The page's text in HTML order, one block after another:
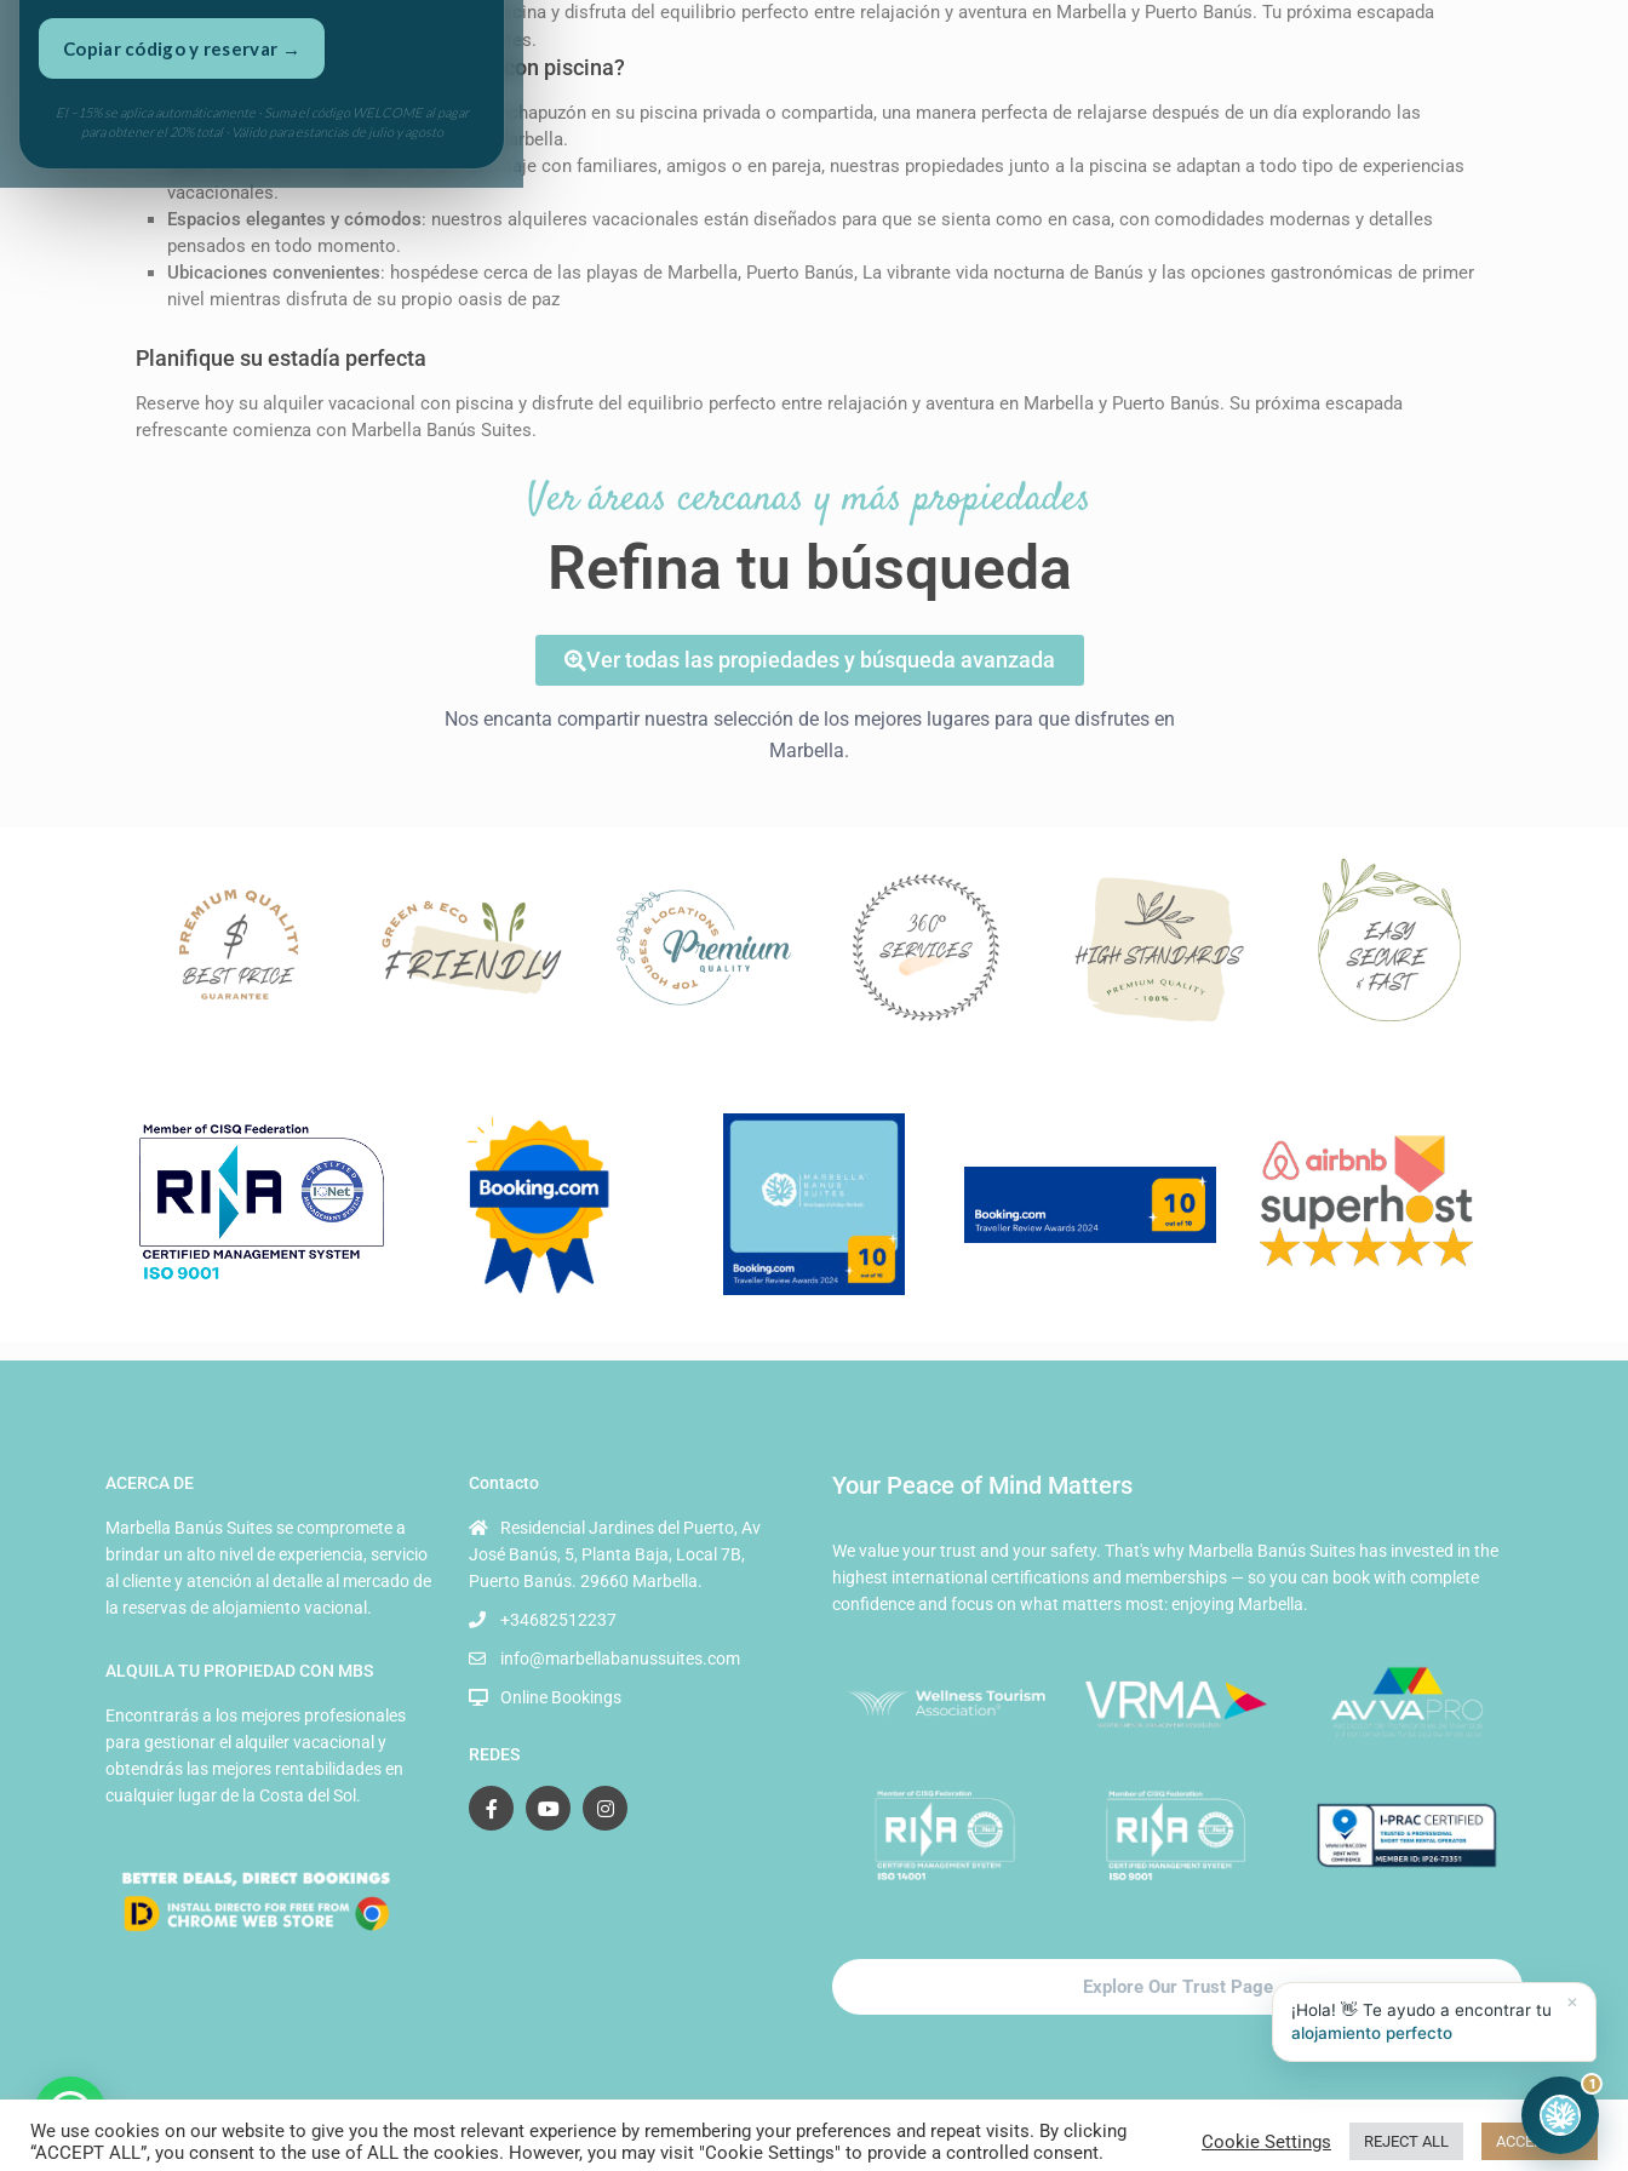
Copiar código y reservar →
El −15% se aplica automáticamente · Suma el código WELCOME al pagar
para obtener el 20% total · Válido para estancias de julio y agosto
Reserva hoy tu alojamiento vacacional con piscina y disfruta del equilibrio perfecto entre relajación y aventura en Marbella y Puerto Banús. Tu próxima escapada
refrescante comienza con Marbella Banús Suites.
¿Por qué elegir un alquiler vacacional con piscina?
Refresquese y recupere energías: dese un chapuzón en su piscina privada o compartida, una manera perfecta de relajarse después de un día explorando las
impresionantes playas y atracciones de Marbella.
Ideal para todos los viajeros: ya sea que viaje con familiares, amigos o en pareja, nuestras propiedades junto a la piscina se adaptan a todo tipo de experiencias
vacacionales.
Espacios elegantes y cómodos: nuestros alquileres vacacionales están diseñados para que se sienta como en casa, con comodidades modernas y detalles
pensados ​​en todo momento.
Ubicaciones convenientes: hospédese cerca de las playas de Marbella, Puerto Banús, La vibrante vida nocturna de Banús y las opciones gastronómicas de primer
nivel mientras disfruta de su propio oasis de paz
Planifique su estadía perfecta
Reserve hoy su alquiler vacacional con piscina y disfrute del equilibrio perfecto entre relajación y aventura en Marbella y Puerto Banús. Su próxima escapada
refrescante comienza con Marbella Banús Suites.
Ver áreas cercanas y más propiedades
Refina tu búsqueda
Ver todas las propiedades y búsqueda avanzada
Nos encanta compartir nuestra selección de los mejores lugares para que disfrutes en
Marbella.
ACERCA DE
Marbella Banús Suites se compromete a
brindar un alto nivel de experiencia, servicio
al cliente y atención al detalle al mercado de
la reservas de alojamiento vacional.
ALQUILA TU PROPIEDAD CON MBS
Encontrarás a los mejores profesionales
para gestionar el alquiler vacacional y
obtendrás las mejores rentabilidades en
cualquier lugar de la Costa del Sol.
Contacto
Residencial Jardines del Puerto, Av
José Banús, 5, Planta Baja, Local 7B,
Puerto Banús. 29660 Marbella.
+34682512237
info@marbellabanussuites.com
Online Bookings
REDES
Your Peace of Mind Matters
We value your trust and your safety. That's why Marbella Banús Suites has invested in the
highest international certifications and memberships — so you can book with complete
confidence and focus on what matters most: enjoying Marbella.
Explore Our Trust Page
© Marbella Banús Suites Aviso Legal Privacy Policy Cookies Terms and Conditions Contacto
We use cookies on our website to give you the most relevant experience by remembering your preferences and repeat visits. By clicking
“ACCEPT ALL”, you consent to the use of ALL the cookies. However, you may visit "Cookie Settings" to provide a controlled consent.
Cookie Settings REJECT ALL ACCEPT ALL
×
¡Hola! 👋 Te ayudo a encontrar tu
alojamiento perfecto
1
➤